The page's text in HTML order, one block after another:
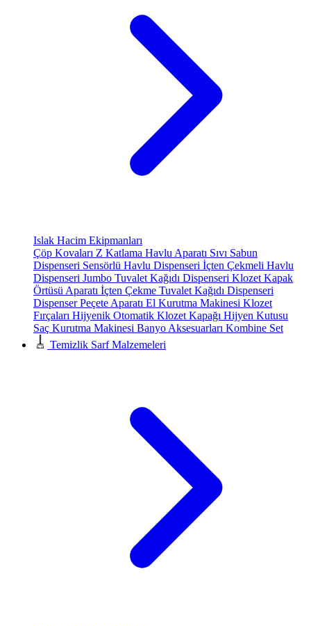
Islak Hacim Ekipmanları
Çöp Kovaları Z Katlama Havlu Aparatı Sıvı Sabun
Dispenseri Sensörlü Havlu Dispenseri İçten Çekmeli Havlu
Dispenseri Jumbo Tuvalet Kağıdı Dispenseri Klozet Kapak
Örtüsü Aparatı İçten Çekme Tuvalet Kağıdı Dispenseri
Dispenser Peçete Aparatı El Kurutma Makinesi Klozet
Fırçaları Hijyenik Otomatik Klozet Kapağı Hijyen Kutusu
Saç Kurutma Makinesi Banyo Aksesuarları Kombine Set
Temizlik Sarf Malzemeleri